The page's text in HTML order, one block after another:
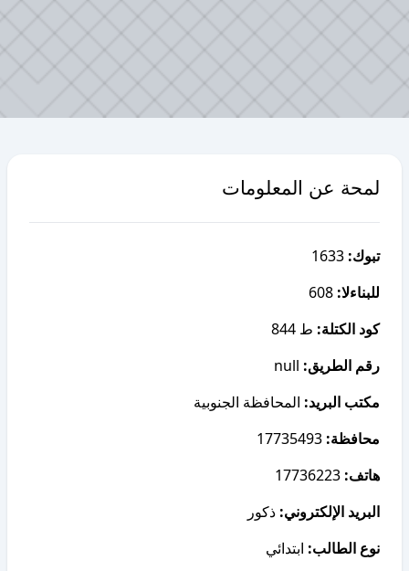
لمحة عن المعلومات
تبوك:
للبناءلا:
كود الكتلة: ط 844
رقم الطريق:
مكتب البريد: المحافظة الجنوبية
محافظة:
هاتف:
البريد الإلكتروني: ذكور
نوع الطالب: ابتدائي